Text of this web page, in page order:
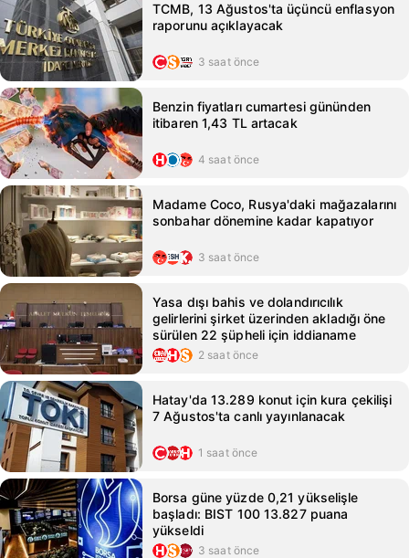
TCMB, 13 Ağustos'ta üçüncü enflasyon
raporunu açıklayacak
3 saat önce
Benzin fiyatları cumartesi gününden
itibaren 1,43 TL artacak
4 saat önce
Madame Coco, Rusya'daki mağazalarını
sonbahar dönemine kadar kapatıyor
3 saat önce
Yasa dışı bahis ve dolandırıcılık
gelirlerini şirket üzerinden akladığı öne
sürülen 22 şüpheli için iddianame
2 saat önce
Hatay'da 13.289 konut için kura çekilişi
7 Ağustos'ta canlı yayınlanacak
1 saat önce
Borsa güne yüzde 0,21 yükselişle
başladı: BIST 100 13.827 puana
yükseldi
3 saat önce